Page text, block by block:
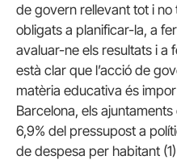
de govern rellevant tot i
obligats a planificar-la, a
avaluar-ne els resultats i a
està clar que l’acció de
matèria educativa és
Barcelona, els
6,9% del pressupost a
de despesa per habitant